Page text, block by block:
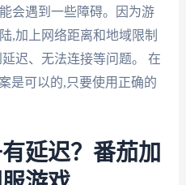
会遇到一些障碍。因为游
,加上网络距离和地域限制
迟、无法连接等问题。 在
是可以的,只要使用正确的
延迟？番茄加